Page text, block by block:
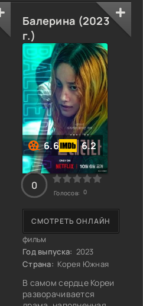
на себя роль мирного
мэра, решает вновь
взяться за оружие. Он
не может оставаться в
стороне, когда
древние идеалы
справедливости, за
которые он когда-то
сражался, снова
оказываются под
угрозой.
Балерина (2023
г.)
6.6 6.2
фильм
Год выпуска: 2023
Страна: Корея Южная
В самом сердце Кореи
разворачивается
СМОТРЕТЬ ОНЛАЙН
0
Голосов: 0